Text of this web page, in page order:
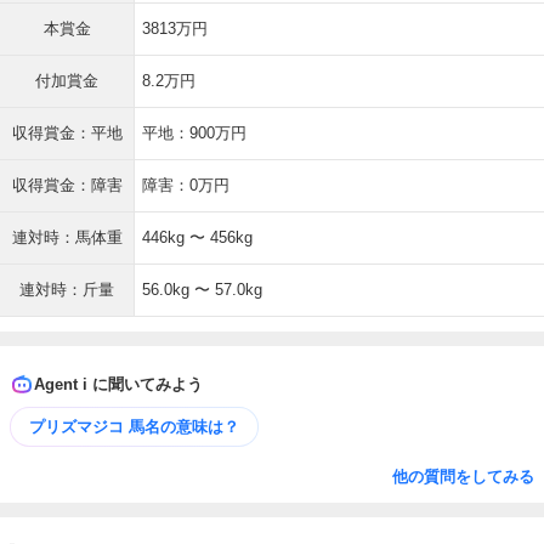
本賞金 3813万円
付加賞金 8.2万円
収得賞金：平地 平地：900万円
収得賞金：障害 障害：0万円
連対時：馬体重 446kg 〜 456kg
連対時：斤量 56.0kg 〜 57.0kg
Agent i に聞いてみよう
プリズマジコ 馬名の意味は？
他の質問をしてみる